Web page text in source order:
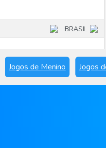
BRASIL
Jogos de Menino Jogos